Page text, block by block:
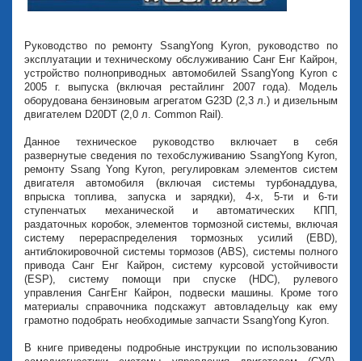
Руководство по ремонту SsangYong Kyron, руководство по
эксплуатации и техническому обслуживанию Санг Енг Кайрон,
устройство полноприводных автомобилей SsangYong Kyron с
2005 г. выпуска (включая рестайлинг 2007 года). Модель
оборудована бензиновым агрегатом G23D (2,3 л.) и дизельным
двигателем D20DT (2,0 л. Common Rail).
Данное техническое руководство включает в себя
развернутые сведения по техобслуживанию SsangYong Kyron,
ремонту Ssang Yong Kyron, регулировкам элементов систем
двигателя автомобиля (включая системы турбонаддува,
впрыска топлива, запуска и зарядки), 4-х, 5-ти и 6-ти
ступенчатых механической и автоматических КПП,
раздаточных коробок, элементов тормозной системы, включая
систему перераспределения тормозных усилий (EBD),
антиблокировочной системы тормозов (ABS), системы полного
привода Санг Енг Кайрон, систему курсовой устойчивости
(ESP), систему помощи при спуске (HDC), рулевого
управления СангЕнг Кайрон, подвески машины. Кроме того
материалы справочника подскажут автовладельцу как ему
грамотно подобрать необходимые запчасти SsangYong Kyron.
В книге приведены подробные инструкции по использованию